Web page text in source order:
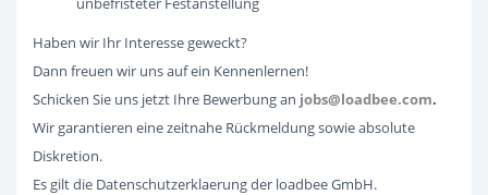
Haben wir Ihr Interesse geweckt?
Dann freuen wir uns auf ein Kennenlernen!
Schicken Sie uns jetzt Ihre Bewerbung an jobs@loadbee.com.
Wir garantieren eine zeitnahe Rückmeldung sowie absolute
Diskretion.
Es gilt die Datenschutzerklaerung der loadbee GmbH.